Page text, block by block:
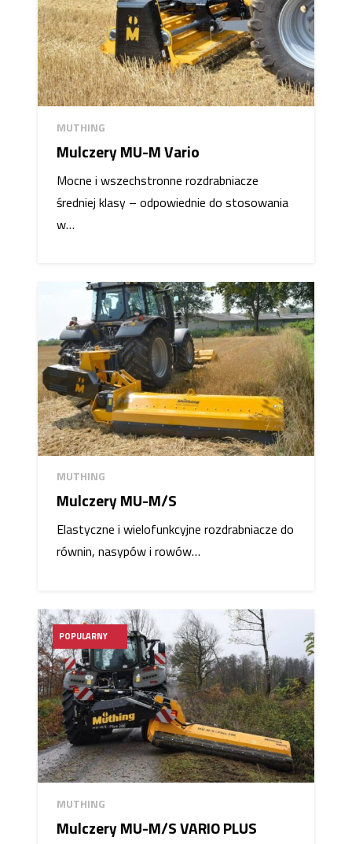
MUTHING
Mulczery MU-M Vario
Mocne i wszechstronne rozdrabniacze
średniej klasy – odpowiednie do stosowania
w…
MUTHING
Mulczery MU-M/S
Elastyczne i wielofunkcyjne rozdrabniacze do
równin, nasypów i rowów…
POPULARNY
MUTHING
Mulczery MU-M/S VARIO PLUS